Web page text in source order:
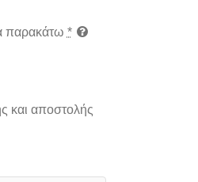
παρακάτω *
και αποστολής